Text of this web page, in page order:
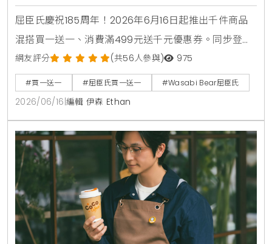
快閃店盛大開幕
屈臣氏慶祝185周年！2026年6月16日起推出千件商品
混搭買一送一、消費滿499元送千元優惠券。同步登場
的還有韓國Wasabi Bear第二彈聯名加價購，包含小提
袋、製冷風扇與藍芽音箱，消費滿1850元再送獨家185
周年紀念熊。7月9日更將於台北大稻埕開設復古主題快
閃店，重現經典時代場景。
網友評分 (共56人參與) 975
#買一送一 #屈臣氏買一送一 #Wasabi Bear屈臣氏
2026/06/16 編輯 伊森 Ethan